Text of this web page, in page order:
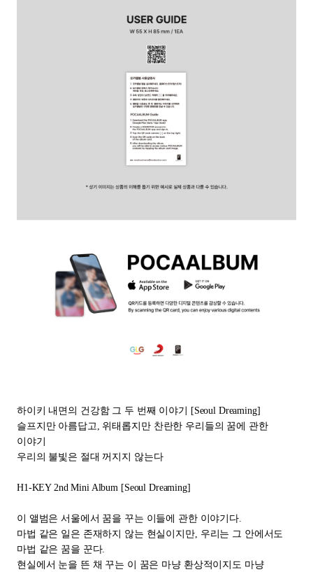
하이키 내면의 건강함 그 두 번째 이야기
[Seoul Dreaming]
슬프지만 아름답고, 위태롭지만 찬란한 우리들의 꿈에 관한
이야기
우리의 불빛은 절대 꺼지지 않는다
H1-KEY 2nd Mini Album [Seoul Dreaming]
이 앨범은 서울에서 꿈을 꾸는 이들에 관한 이야기다.
마법 같은 일은 존재하지 않는 현실이지만, 우리는 그 안에서도
마법 같은 꿈을 꾼다.
현실에서 눈을 뜬 채 꾸는 이 꿈은 마냥 환상적이지도 마냥